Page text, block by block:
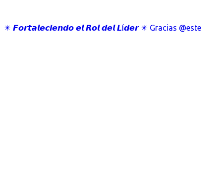
✴️ 𝙁𝙤𝙧𝙩𝙖𝙡𝙚𝙘𝙞𝙚𝙣𝙙𝙤 𝙚𝙡 𝙍𝙤𝙡 𝙙𝙚𝙡 𝙇í𝙙𝙚𝙧 ✴️ Gracias @este